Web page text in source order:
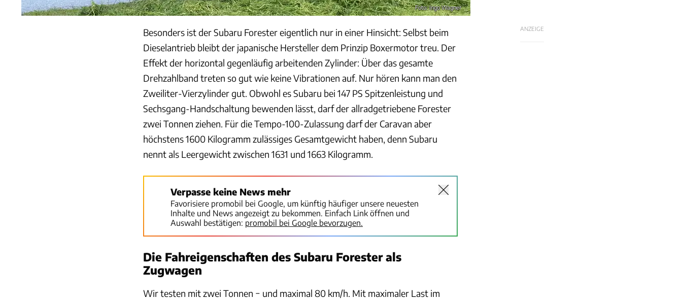
Foto: Ingo Wagner
ANZEIGE
Besonders ist der Subaru Forester eigentlich nur in einer Hinsicht: Selbst beim
Dieselantrieb bleibt der japanische Hersteller dem Prinzip Boxermotor treu. Der
Effekt der horizontal gegenläufig arbeitenden Zylinder: Über das gesamte
Drehzahlband treten so gut wie keine Vibrationen auf. Nur hören kann man den
Zweiliter-Vierzylinder gut. Obwohl es Subaru bei 147 PS Spitzenleistung und
Sechsgang-Handschaltung bewenden lässt, darf der allradgetriebene Forester
zwei Tonnen ziehen. Für die Tempo-100-Zulassung darf der Caravan aber
höchstens 1600 Kilogramm zulässiges Gesamtgewicht haben, denn Subaru
nennt als Leergewicht zwischen 1631 und 1663 Kilogramm.
Verpasse keine News mehr
Favorisiere promobil bei Google, um künftig häufiger unsere neuesten
Inhalte und News angezeigt zu bekommen. Einfach Link öffnen und
Auswahl bestätigen: promobil bei Google bevorzugen.
Die Fahreigenschaften des Subaru Forester als
Zugwagen
Wir testen mit zwei Tonnen − und maximal 80 km/h. Mit maximaler Last im